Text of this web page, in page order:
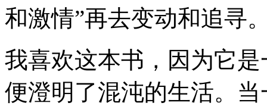
和激情”再去变动和追寻
我喜欢这本书，因为它
便澄明了混沌的生活。